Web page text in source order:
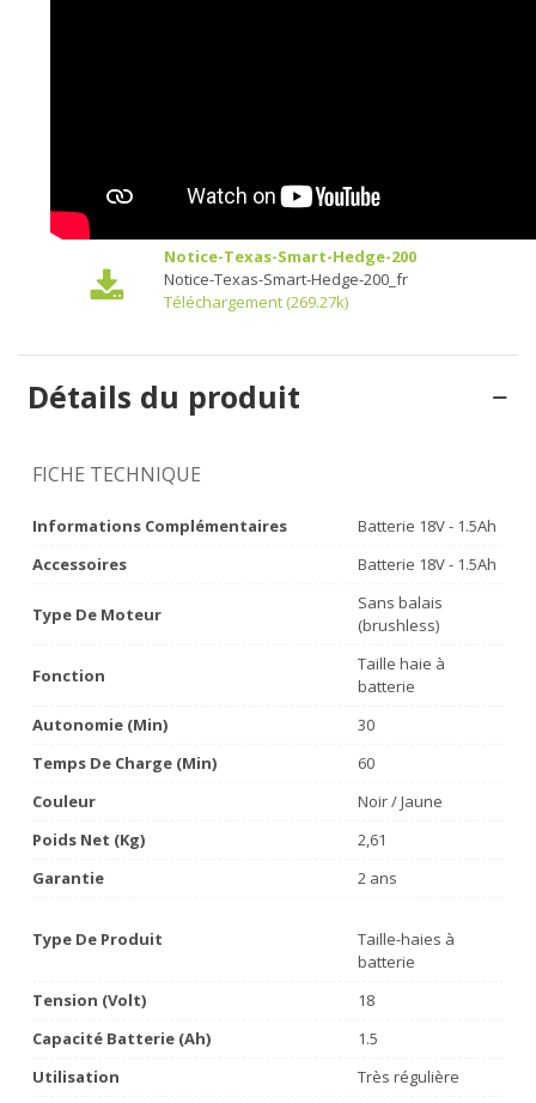
Notice-Texas-Smart-Hedge-200
Notice-Texas-Smart-Hedge-200_fr
Téléchargement (269.27k)
Détails du produit
FICHE TECHNIQUE
Informations Complémentaires
Batterie 18V - 1.5Ah
Accessoires
Batterie 18V - 1.5Ah
Type De Moteur
Sans balais
(brushless)
Fonction
Taille haie à
batterie
Autonomie (min)
30
Temps De Charge (min)
60
Couleur
Noir / Jaune
Poids Net (Kg)
2,61
Garantie
2 ans
Type De Produit
Taille-haies à
batterie
Tension (volt)
18
Capacité Batterie (Ah)
1.5
Utilisation
Très régulière